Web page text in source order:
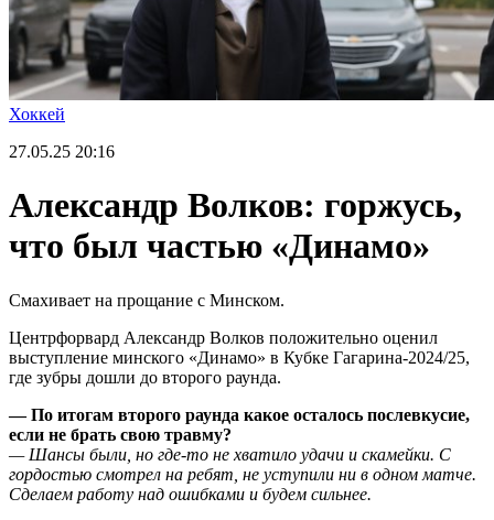
Хоккей
27.05.25 20:16
Александр Волков: горжусь,
что был частью «Динамо»
Смахивает на прощание с Минском.
Центрфорвард Александр Волков положительно оценил
выступление минского «Динамо» в Кубке Гагарина-2024/25,
где зубры дошли до второго раунда.
— По итогам второго раунда какое осталось послевкусие,
если не брать свою травму?
— Шансы были, но где-то не хватило удачи и скамейки. С
гордостью смотрел на ребят, не уступили ни в одном матче.
Сделаем работу над ошибками и будем сильнее.